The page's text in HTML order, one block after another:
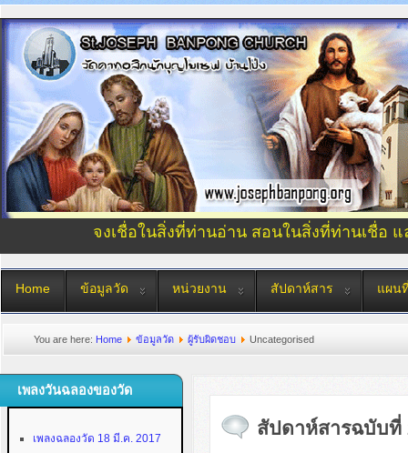
จงเชื่อในสิ่งที่ท่านอ่าน สอนในสิ่งที่ท่านเชื่อ
Home ข้อมูลวัด หน่วยงาน สัปดาห์สาร แผน
You are here: Home ข้อมูลวัด ผู้รับผิดชอบ Uncategorised
เพลงวันฉลองของวัด
เพลงฉลองวัด 18 มี.ค. 2017 สัปดาห์สารฉบับที่